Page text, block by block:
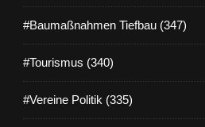
#Baumaßnahmen Tiefbau (347)
#Tourismus (340)
#Vereine Politik (335)